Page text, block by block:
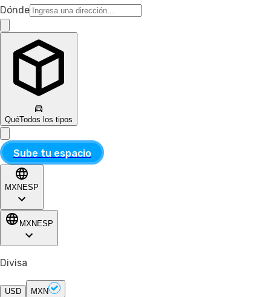
Dónde
QuéTodos los tipos
Sube tu espacio
MXN ESP
MXN ESP
Divisa
USD MXN